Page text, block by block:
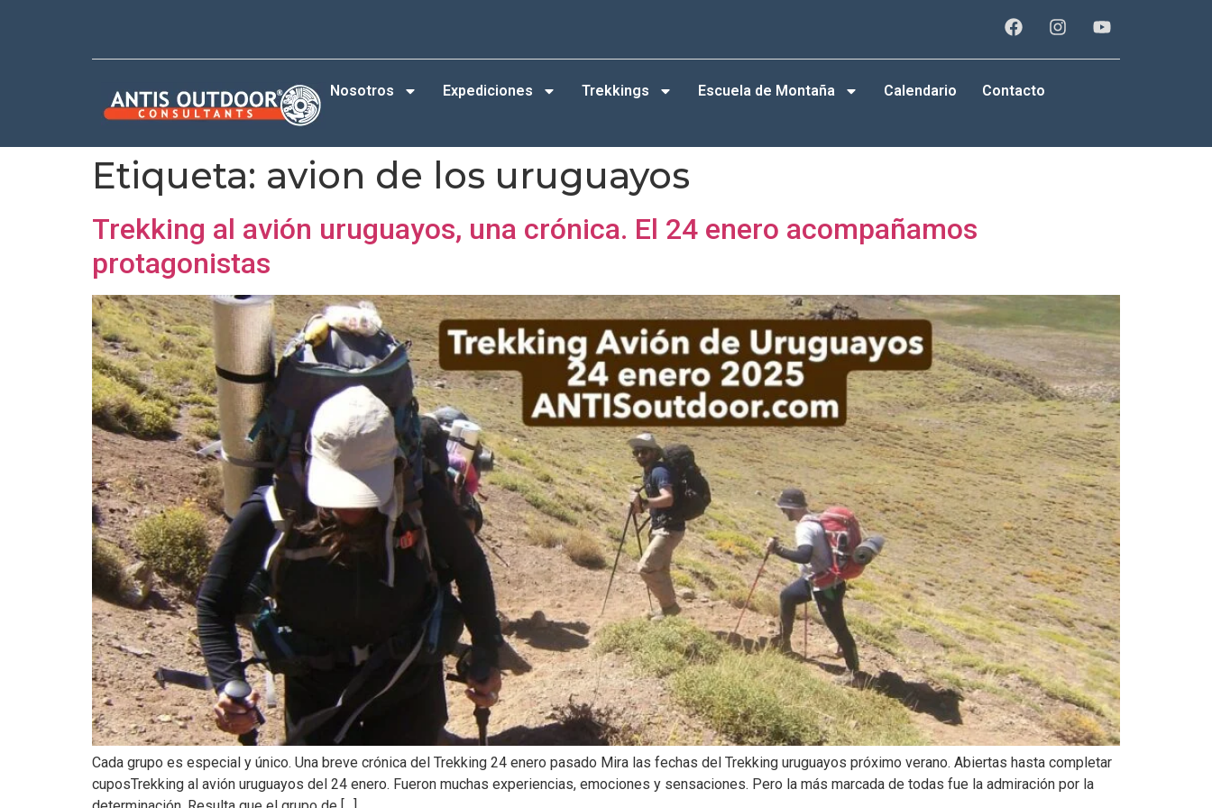
Nosotros Expediciones Trekkings Escuela de Montaña Calendario Contacto
Etiqueta: avion de los uruguayos
Trekking al avión uruguayos, una crónica. El 24 enero acompañamos
protagonistas
Cada grupo es especial y único. Una breve crónica del Trekking 24 enero pasado Mira las fechas del Trekking uruguayos próximo verano. Abiertas hasta completar
cuposTrekking al avión uruguayos del 24 enero. Fueron muchas experiencias, emociones y sensaciones. Pero la más marcada de todas fue la admiración por la